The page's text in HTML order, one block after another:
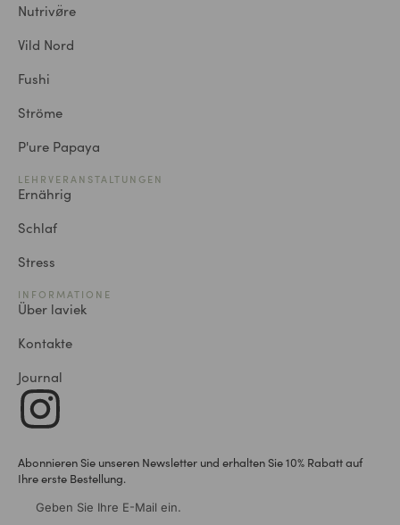
Nutrivø̈re
Vild Nord
Fushi
Ströme
P'ure Papaya
LEHRVERANSTALTUNGEN
Ernährig
Schlaf
Stress
INFORMATIONE
Über laviek
Kontakte
Journal
Abonnieren Sie unseren Newsletter und erhalten Sie 10% Rabatt auf
Ihre erste Bestellung.